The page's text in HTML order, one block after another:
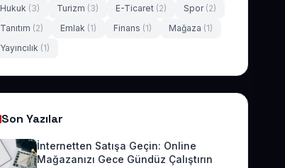
Hukuk (3) Turizm (3) E-Ticaret (2) Spor (2)
Tanıtım (2) Emlak (1) Finans (1) Mağaza (1)
Yayıncılık (1)
Son Yazılar
İnternetten Satışa Geçin: Online
Mağazanızı Gece Gündüz Çalıştırın